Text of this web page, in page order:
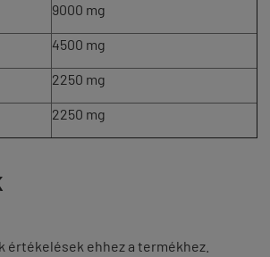
9000 mg
4500 mg
2250 mg
2250 mg
értékelések ehhez a termékhez.